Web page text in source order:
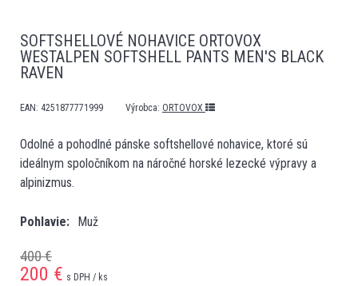
SOFTSHELLOVÉ NOHAVICE ORTOVOX
WESTALPEN SOFTSHELL PANTS MEN'S BLACK
RAVEN
EAN: 4251877771999 Výrobca: ORTOVOX
Odolné a pohodlné pánske softshellové nohavice, ktoré sú
ideálnym spoločníkom na náročné horské lezecké výpravy a
alpinizmus.
Pohlavie Muž
400 €
200 € s DPH / ks